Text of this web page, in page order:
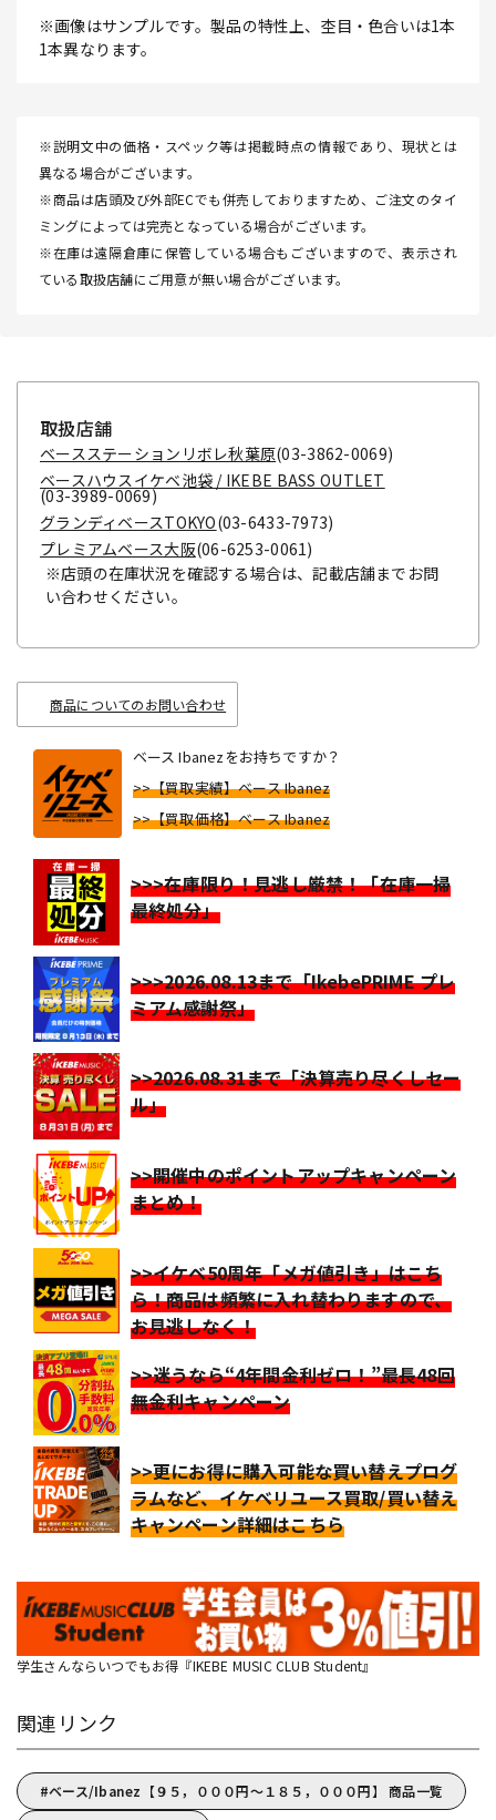
※画像はサンプルです。製品の特性上、杢目・色合いは1本
1本異なります。
※説明文中の価格・スペック等は掲載時点の情報であり、現状とは
異なる場合がございます。
※商品は店頭及び外部ECでも併売しておりますため、ご注文のタイ
ミングによっては完売となっている場合がございます。
※在庫は遠隔倉庫に保管している場合もございますので、表示され
ている取扱店舗にご用意が無い場合がございます。
取扱店舗
ベースステーションリボレ秋葉原(03-3862-0069)
ベースハウスイケベ池袋 / IKEBE BASS OUTLET
(03-3989-0069)
グランディベースTOKYO(03-6433-7973)
プレミアムベース大阪(06-6253-0061)
※店頭の在庫状況を確認する場合は、記載店舗までお問
い合わせください。
商品についてのお問い合わせ
ベース Ibanezをお持ちですか？
>>【買取実績】ベース Ibanez
>>【買取価格】ベース Ibanez
>>>在庫限り！見逃し厳禁！「在庫一掃
最終処分」
>>>2026.08.13まで「IkebePRIME プレ
ミアム感謝祭」
>>2026.08.31まで「決算売り尽くしセー
ル」
>>開催中のポイントアップキャンペーン
まとめ！
>>イケベ50周年「メガ値引き」はこち
ら！商品は頻繁に入れ替わりますので、
お見逃しなく！
>>迷うなら“4年間金利ゼロ！”最長48回
無金利キャンペーン
>>更にお得に購入可能な買い替えプログ
ラムなど、イケベリユース買取/買い替え
キャンペーン詳細はこちら
学生さんならいつでもお得『IKEBE MUSIC CLUB Student』
関連リンク
ベース/Ibanez【９５，０００円～１８５，０００円】 商品一覧